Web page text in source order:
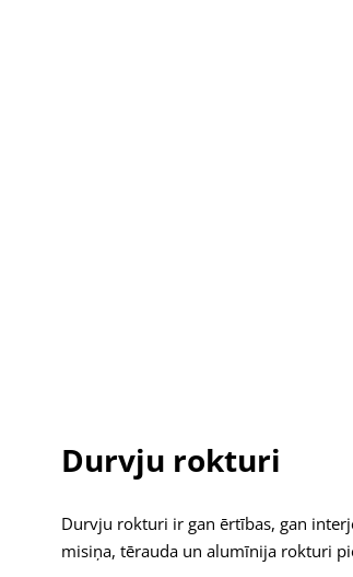
Simonswerk
STILE 25
Durvju rokturi
Durvju rokturi ir gan ērtības, gan
misiņa, tērauda un alumīnija rokturi